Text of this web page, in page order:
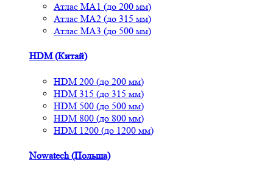
Атлас МА1 (до 200 мм)
Атлас МА2 (до 315 мм)
Атлас МА3 (до 500 мм)
HDM (Китай)
HDM 200 (до 200 мм)
HDM 315 (до 315 мм)
HDM 500 (до 500 мм)
HDM 800 (до 800 мм)
HDM 1200 (до 1200 мм)
Nowatech (Польша)